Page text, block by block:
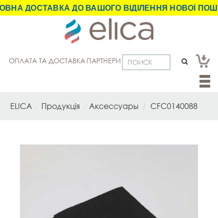
ДОСТАВКА ДО ВАШОГО ВІДІЛЕННЯ НОВОЇ
ОПЛАТА ТА ДОСТАВКА ПАРТНЕРИ
ELICA Продукція Аксессуары CFC0140088